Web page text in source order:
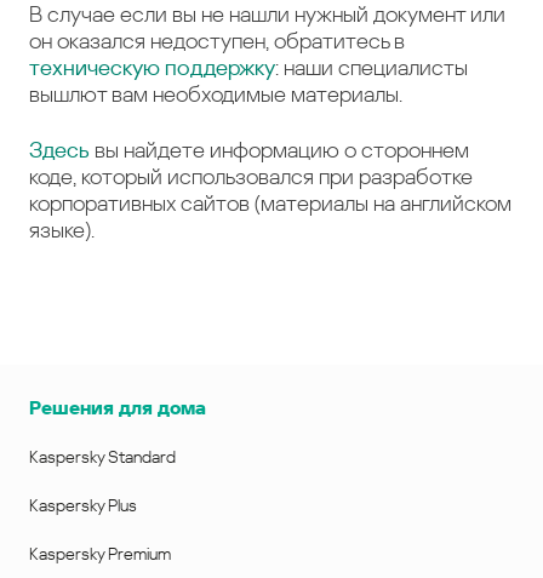
В случае если вы не нашли нужный документ или
он оказался недоступен, обратитесь в
техническую поддержку: наши специалисты
вышлют вам необходимые материалы.
Здесь вы найдете информацию о стороннем
коде, который использовался при разработке
корпоративных сайтов (материалы на английском
языке).
Решения для дома
Kaspersky Standard
Kaspersky Plus
Kaspersky Premium